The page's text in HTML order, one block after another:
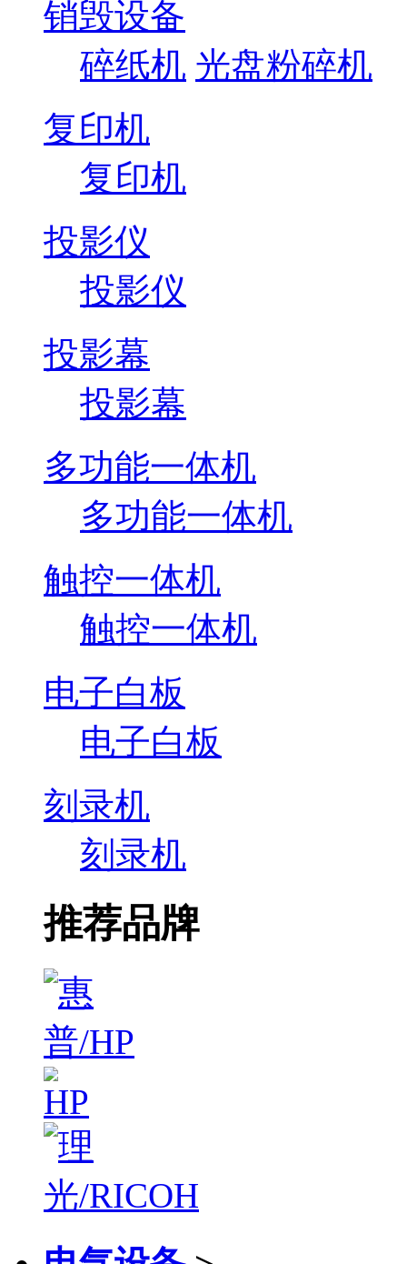
销毁设备
碎纸机 光盘粉碎机
复印机
复印机
投影仪
投影仪
投影幕
投影幕
多功能一体机
多功能一体机
触控一体机
触控一体机
电子白板
电子白板
刻录机
刻录机
推荐品牌